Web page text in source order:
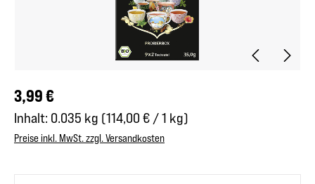
Regulärer Preis:
3,99 €
Inhalt: 0.035 kg (114,00 € / 1 kg)
Preise inkl. MwSt. zzgl. Versandkosten